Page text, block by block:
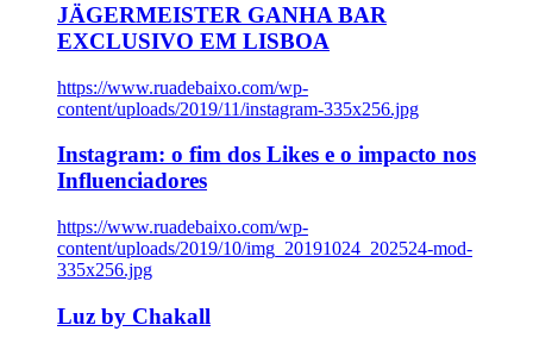
JÄGERMEISTER GANHA BAR
EXCLUSIVO EM LISBOA
https://www.ruadebaixo.com/wp-
content/uploads/2019/11/instagram-335x256.jpg
Instagram: o fim dos Likes e o impacto nos
Influenciadores
https://www.ruadebaixo.com/wp-
content/uploads/2019/10/img_20191024_202524-mod-
335x256.jpg
Luz by Chakall